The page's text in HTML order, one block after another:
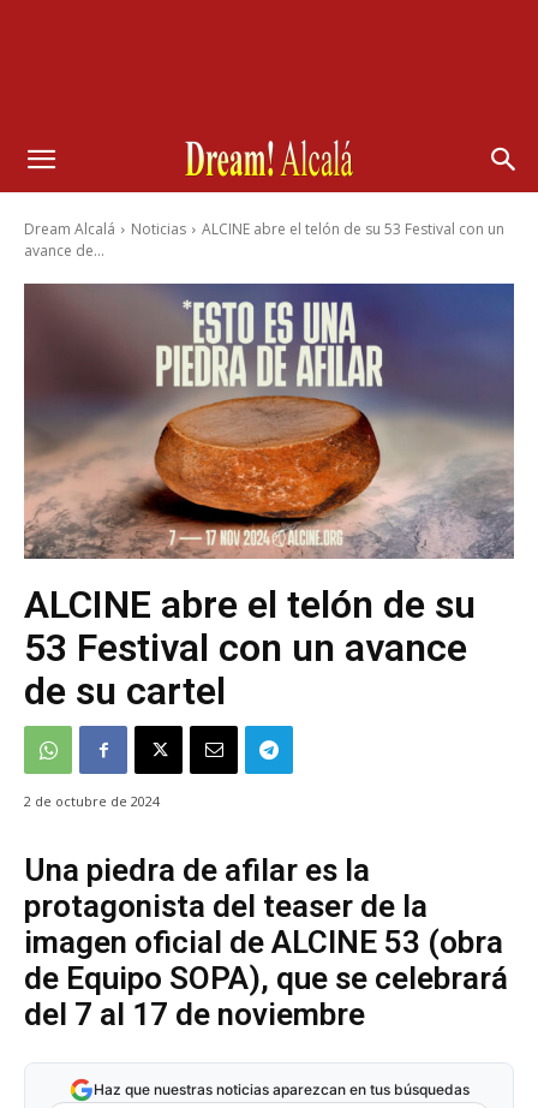
Dream Alcalá Noticias
ALCINE abre el telón de su 53 Festival con un
avance de...
ALCINE abre el telón de su
53 Festival con un avance
de su cartel
2 de octubre de 2024
Una piedra de afilar es la
protagonista del teaser de la
imagen oficial de ALCINE 53 (obra
de Equipo SOPA), que se celebrará
del 7 al 17 de noviembre
Haz que nuestras noticias aparezcan en tus búsquedas